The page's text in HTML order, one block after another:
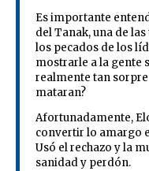
Es importante
del Tanak, una de
los pecados de los
mostrarle a la gente
realmente tan
mataran?
Afortunadamente,
convertir lo amargo
Usó el rechazo y la
sanidad y perdón.